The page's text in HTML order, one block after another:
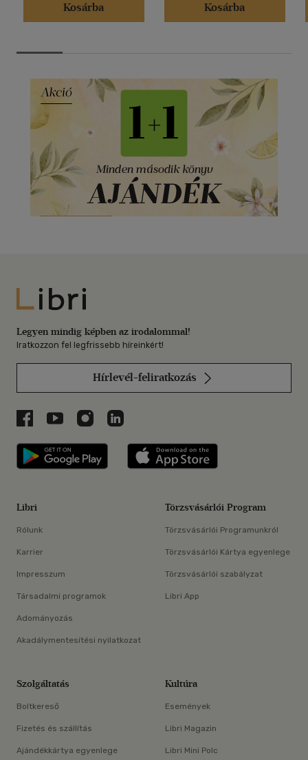
Kosárba
Kosárba
Libri
Legyen mindig képben az irodalommal!
Iratkozzon fel legfrissebb híreinkért!
Hírlevél-feliratkozás
Libri a Facebookon
Libri a Youtube-on
Libri az Instagramon
Libri a LinkedInen
Libri applikáció Szerezd meg: Google
Libri
Rólunk
Karrier
Impresszum
Társadalmi programok
Adományozás
Akadálymentesítési nyilatkozat
Törzsvásárlói Program
Törzsvásárlói Programunkról
Törzsvásárlói Kártya egyenlege
Törzsvásárlói szabályzat
Libri App
Szolgáltatás
Boltkereső
Fizetés és szállítás
Ajándékkártya egyenlege
Kultúra
Események
Libri Magazin
Libri Mini Polc